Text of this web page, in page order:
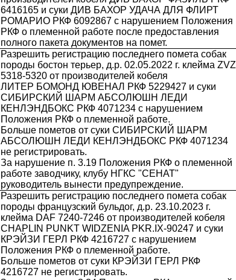
6416165 и суки ДИВ БАХОР УДАЧА ДЛЯ ФЛИРТ
РОМАРИО РКФ 6092867 с нарушением Положения
РКФ о племенной работе после предоставления
полного пакета документов на помет.
Разрешить регистрацию последнего помета собак
породы бостон терьер, д.р. 02.05.2022 г. клейма ZVZ
5318-5320 от производителей кобеля
ЛИТЕР БОМОНД ЮВЕНАЛ РКФ 5229427 и суки
СИБИРСКИЙ ШАРМ АБСОЛЮШН ЛЕДИ
КЕНЛЭНДБОКС РКФ 4071234 с нарушением
Положения РКФ о племенной работе.
Больше пометов от суки СИБИРСКИЙ ШАРМ
АБСОЛЮШН ЛЕДИ КЕНЛЭНДБОКС РКФ 4071234
не регистрировать.
За нарушение п. 3.19 Положения РКФ о племенной
работе заводчику, клубу НГКС "СЕНАТ"
руководитель вынести предупреждение.
Разрешить регистрацию последнего помета собак
породы французский бульдог, д.р. 23.10.2023 г.
клейма DAF 7240-7246 от производителей кобеля
CHAPLIN PUNKT WIDZENIA PKR.IX-90247 и суки
КРЭЙЗИ ГЕРЛ РКФ 4216727 с нарушением
Положения РКФ о племенной работе.
Больше пометов от суки КРЭЙЗИ ГЕРЛ РКФ
4216727 не регистрировать.